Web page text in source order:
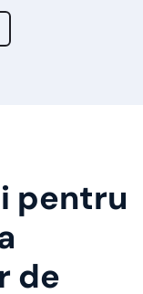
pentru
de